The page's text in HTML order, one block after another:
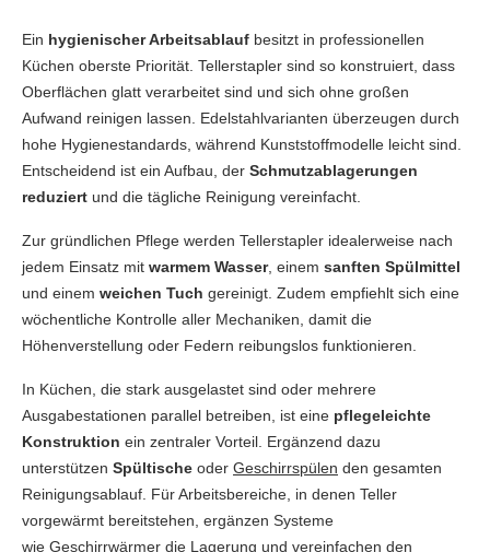
Ein hygienischer Arbeitsablauf besitzt in professionellen
Küchen oberste Priorität. Tellerstapler sind so konstruiert, dass
Oberflächen glatt verarbeitet sind und sich ohne großen
Aufwand reinigen lassen. Edelstahlvarianten überzeugen durch
hohe Hygienestandards, während Kunststoffmodelle leicht sind.
Entscheidend ist ein Aufbau, der Schmutzablagerungen
reduziert und die tägliche Reinigung vereinfacht.
Zur gründlichen Pflege werden Tellerstapler idealerweise nach
jedem Einsatz mit warmem Wasser, einem sanften Spülmittel
und einem weichen Tuch gereinigt. Zudem empfiehlt sich eine
wöchentliche Kontrolle aller Mechaniken, damit die
Höhenverstellung oder Federn reibungslos funktionieren.
In Küchen, die stark ausgelastet sind oder mehrere
Ausgabestationen parallel betreiben, ist eine pflegeleichte
Konstruktion ein zentraler Vorteil. Ergänzend dazu
unterstützen Spültische oder Geschirrspülen den gesamten
Reinigungsablauf. Für Arbeitsbereiche, in denen Teller
vorgewärmt bereitstehen, ergänzen Systeme
wie Geschirrwärmer die Lagerung und vereinfachen den